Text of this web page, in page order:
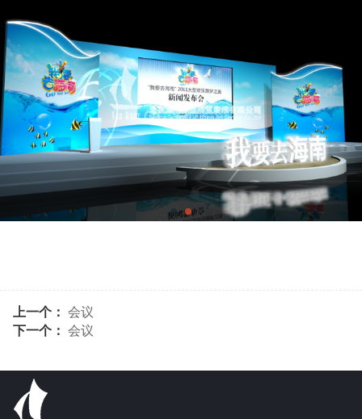
上一个： 会议
下一个： 会议